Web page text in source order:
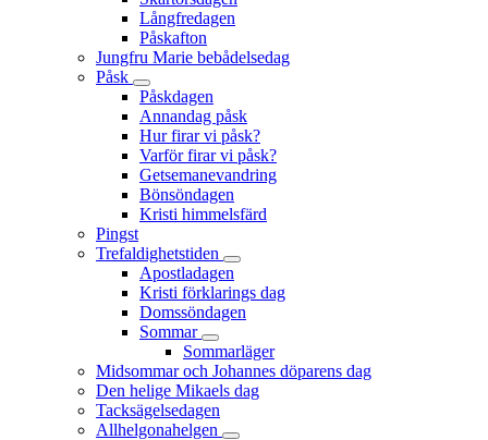
Långfredagen
Påskafton
Jungfru Marie bebådelsedag
Påsk
Påskdagen
Annandag påsk
Hur firar vi påsk?
Varför firar vi påsk?
Getsemanevandring
Bönsöndagen
Kristi himmelsfärd
Pingst
Trefaldighetstiden
Apostladagen
Kristi förklarings dag
Domssöndagen
Sommar
Sommarläger
Midsommar och Johannes döparens dag
Den helige Mikaels dag
Tacksägelsedagen
Allhelgonahelgen